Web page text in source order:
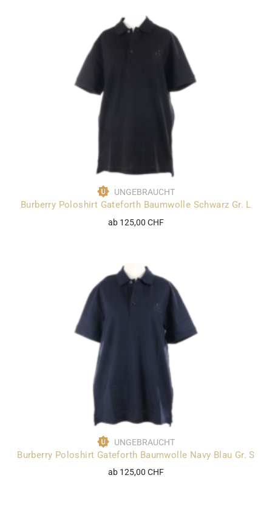
UNGEBRAUCHT
Burberry Poloshirt Gateforth Baumwolle Schwarz Gr. L
ab 125,00 CHF
UNGEBRAUCHT
Burberry Poloshirt Gateforth Baumwolle Navy Blau Gr. S
ab 125,00 CHF